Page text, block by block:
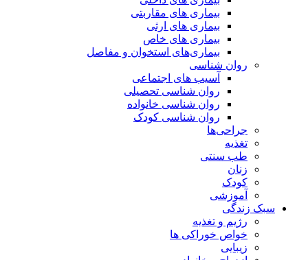
بیماری های مقاربتی
بیماری های ارثی
بیماری های خاص
بیماری‌های استخوان و مفاصل
روان شناسی
آسیب های اجتماعی
روان شناسی تحصیلی
روان شناسی خانواده
روان شناسی کودک
جراحی‌ها
تغذیه
طب سنتی
زنان
کودک
آموزشی
سبک زندگی
رژیم و تغذیه
خواص خوراکی ها
زیبایی